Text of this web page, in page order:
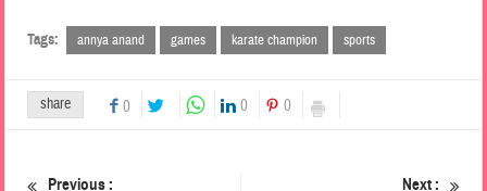
Tags: annya anand games karate champion sports
share 0 0 0
Previous : Next :